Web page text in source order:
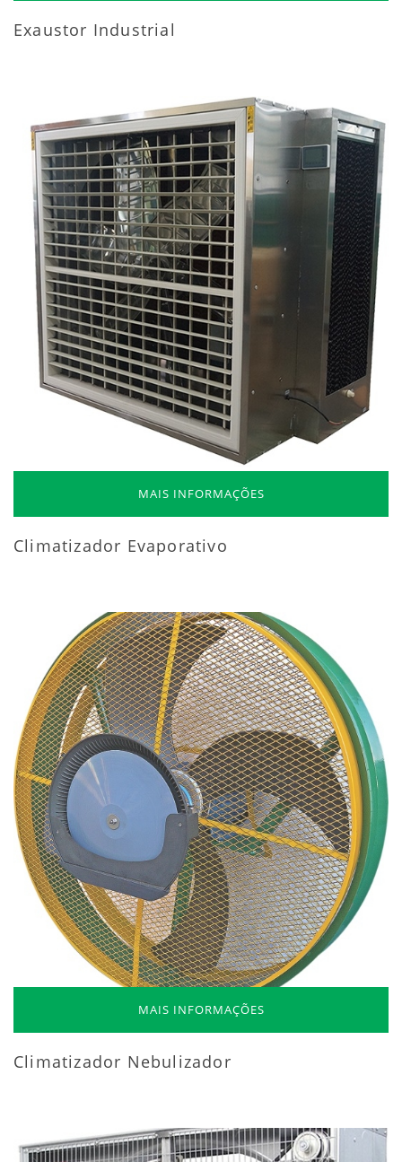
Exaustor Industrial
MAIS INFORMAÇÕES
Climatizador Evaporativo
MAIS INFORMAÇÕES
Climatizador Nebulizador